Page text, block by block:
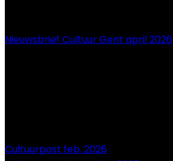
Nieuwsbrief Cultuur Gent april 2026
Cultuurpost feb. 2026